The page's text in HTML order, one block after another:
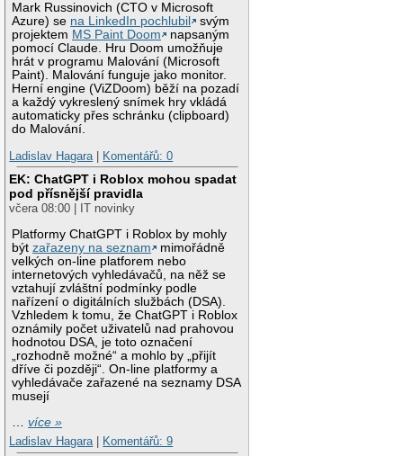
Mark Russinovich (CTO v Microsoft
Azure) se na LinkedIn pochlubil
svým
projektem MS Paint Doom
napsaným
pomocí Claude. Hru Doom umožňuje
hrát v programu Malování (Microsoft
Paint). Malování funguje jako monitor.
Herní engine (ViZDoom) běží na pozadí
a každý vykreslený snímek hry vkládá
automaticky přes schránku (clipboard)
do Malování.
Ladislav Hagara
Komentářů: 0
EK: ChatGPT i Roblox mohou spadat
pod přísnější pravidla
včera 08:00 | IT novinky
Platformy ChatGPT i Roblox by mohly
býtzařazeny na seznam
mimořádně
velkých on-line platforem nebo
internetových vyhledávačů, na něž se
vztahují zvláštní podmínky podle
nařízení o digitálních službách (DSA).
Vzhledem k tomu, že ChatGPT i Roblox
oznámily počet uživatelů nad prahovou
hodnotou DSA, je toto označení
„rozhodně možné“ a mohlo by „přijít
dříve či později“. On-line platformy a
vyhledávače zařazené na seznamy DSA
musejí
…více »
Ladislav Hagara| Komentářů: 9